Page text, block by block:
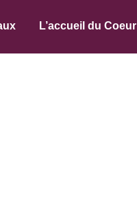
L’accueil du Coeur